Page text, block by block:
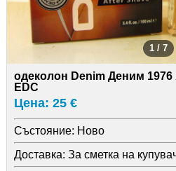
1 / 7
одеколон Denim Деним 1976
EDC
Цена: 25 €
Състояние: Ново
Доставка: За сметка на